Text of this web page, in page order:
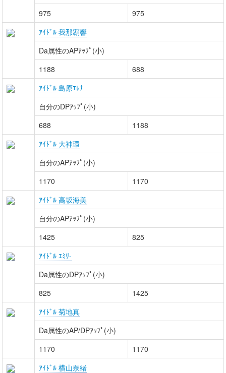
975
975
ｱｲﾄﾞﾙ 我那覇響
Da属性のAPｱｯﾌﾟ(小)
1188
688
ｱｲﾄﾞﾙ 島原ｴﾚﾅ
自分のDPｱｯﾌﾟ(小)
688
1188
ｱｲﾄﾞﾙ 大神環
自分のAPｱｯﾌﾟ(小)
1170
1170
ｱｲﾄﾞﾙ 高坂海美
自分のAPｱｯﾌﾟ(小)
1425
825
ｱｲﾄﾞﾙ ｴﾐﾘ-
Da属性のDPｱｯﾌﾟ(小)
825
1425
ｱｲﾄﾞﾙ 菊地真
Da属性のAP/DPｱｯﾌﾟ(小)
1170
1170
ｱｲﾄﾞﾙ 横山奈緒